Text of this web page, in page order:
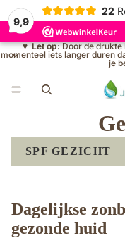
9,9
22
♥Let op:Door de drukte
momenteel iets langer duren
je
SPF GEZICHT
Dagelijkse
gezonde huid